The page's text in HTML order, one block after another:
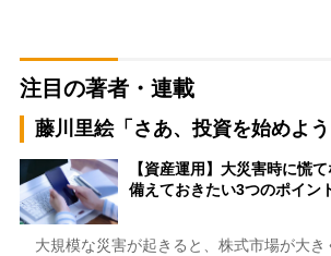
注目の著者・連載
藤川里絵「さあ、投資を始めよう
【資産運用】大災害時に慌
備えておきたい3つのポイン
大規模な災害が起きると、株式市場が大き